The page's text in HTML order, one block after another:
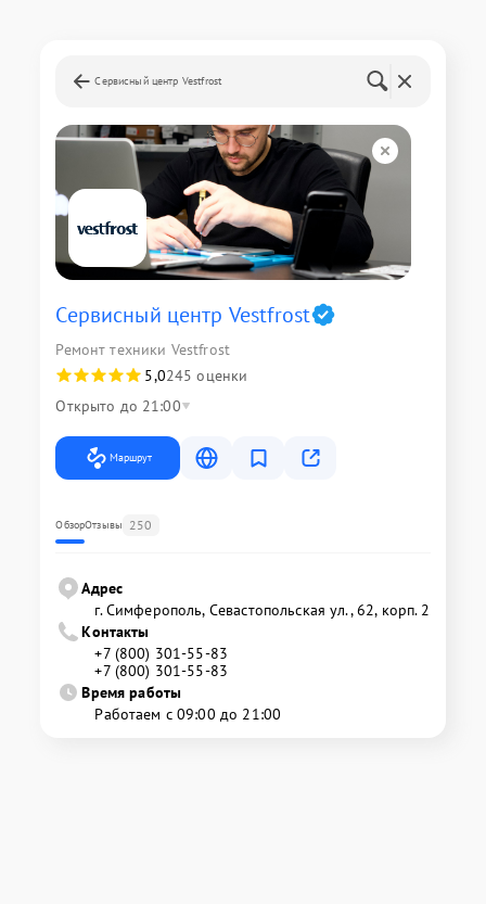
Сервисный центр Vestfrost
Сервисный центр Vestfrost
Ремонт техники Vestfrost
5,0245 оценки
Открыто до 21:00
Маршрут
ОбзорОтзывы 250
Адрес
г. Симферополь, Севастопольская ул., 62, корп. 2
Контакты
+7 (800) 301-55-83
+7 (800) 301-55-83
Время работы
Работаем с 09:00 до 21:00